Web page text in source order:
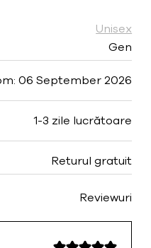
Unisex
Gen
06 September 2026
1-3 zile lucrătoare
Returul gratuit
Reviewuri